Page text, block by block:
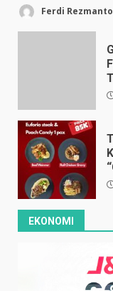
Ferdi Rezmanto
EKONOMI